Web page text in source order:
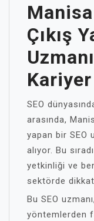
Çıkış
SEO
arasında,
yapan bir SEO
alıyor. Bu
yetkinliği ve
sektörde
Bu SEO
yöntemlerden